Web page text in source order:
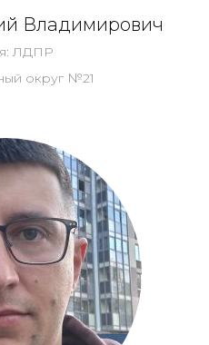
Владимирович
ЛДПР
округ №21